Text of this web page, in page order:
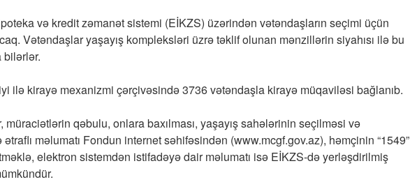
və kredit zəmanət sistemi (EİKZS) üzərindən vətəndaşların seçimi üçün
Vətəndaşlar yaşayış kompleksləri üzrə təklif olunan mənzillərin siyahısı ilə bu
bilərlər.
ilə kirayə mexanizmi çərçivəsində 3736 vətəndaşla kirayə müqaviləsi bağlanıb.
qəbulu, onlara baxılması, yaşayış sahələrinin seçilməsi və
məlumatı Fondun internet səhifəsindən (www.mcgf.gov.az), həmçinin “1549”
elektron sistemdən istifadəyə dair məlumatı isə EİKZS-də yerləşdirilmiş